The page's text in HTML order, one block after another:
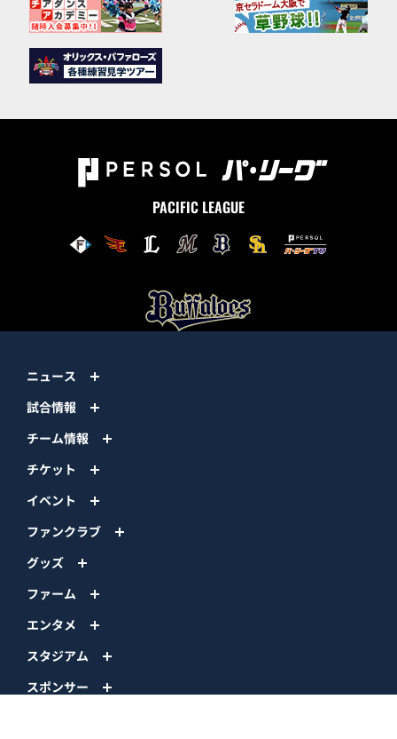
PACIFIC LEAGUE
ニュース
試合情報
チーム情報
チケット
イベント
ファンクラブ
グッズ
ファーム
エンタメ
スタジアム
スポンサー